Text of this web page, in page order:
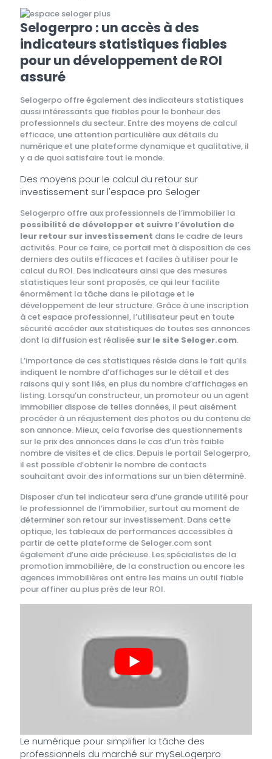
Selogerpro : un accès à des
indicateurs statistiques fiables
pour un développement de ROI
assuré
Selogerpo offre également des indicateurs statistiques
aussi intéressants que fiables pour le bonheur des
professionnels du secteur. Entre des moyens de calcul
efficace, une attention particulière aux détails du
numérique et une plateforme dynamique et qualitative, il
y a de quoi satisfaire tout le monde.
Des moyens pour le calcul du retour sur
investissement sur l'espace pro Seloger
Selogerpro offre aux professionnels de l’immobilier la
possibilité de développer et suivre l’évolution de
leur retour sur investissement dans le cadre de leurs
activités. Pour ce faire, ce portail met à disposition de ces
derniers des outils efficaces et faciles à utiliser pour le
calcul du ROI. Des indicateurs ainsi que des mesures
statistiques leur sont proposés, ce qui leur facilite
énormément la tâche dans le pilotage et le
développement de leur structure. Grâce à une inscription
à cet espace professionnel, l’utilisateur peut en toute
sécurité accéder aux statistiques de toutes ses annonces
dont la diffusion est réalisée sur le site Seloger.com.
L’importance de ces statistiques réside dans le fait qu’ils
indiquent le nombre d’affichages sur le détail et des
raisons qui y sont liés, en plus du nombre d’affichages en
listing. Lorsqu’un constructeur, un promoteur ou un agent
immobilier dispose de telles données, il peut aisément
procéder à un réajustement des photos ou du contenu de
son annonce. Mieux, cela favorise des questionnements
sur le prix des annonces dans le cas d’un très faible
nombre de visites et de clics. Depuis le portail Selogerpro,
il est possible d’obtenir le nombre de contacts
souhaitant avoir des informations sur un bien déterminé.
Disposer d’un tel indicateur sera d’une grande utilité pour
le professionnel de l’immobilier, surtout au moment de
déterminer son retour sur investissement. Dans cette
optique, les tableaux de performances accessibles à
partir de cette plateforme de Seloger.com sont
également d’une aide précieuse. Les spécialistes de la
promotion immobilière, de la construction ou encore les
agences immobilières ont entre les mains un outil fiable
pour affiner au plus près de leur ROI.
Le numérique pour simplifier la tâche des
professionnels du marché sur mySeLogerpro